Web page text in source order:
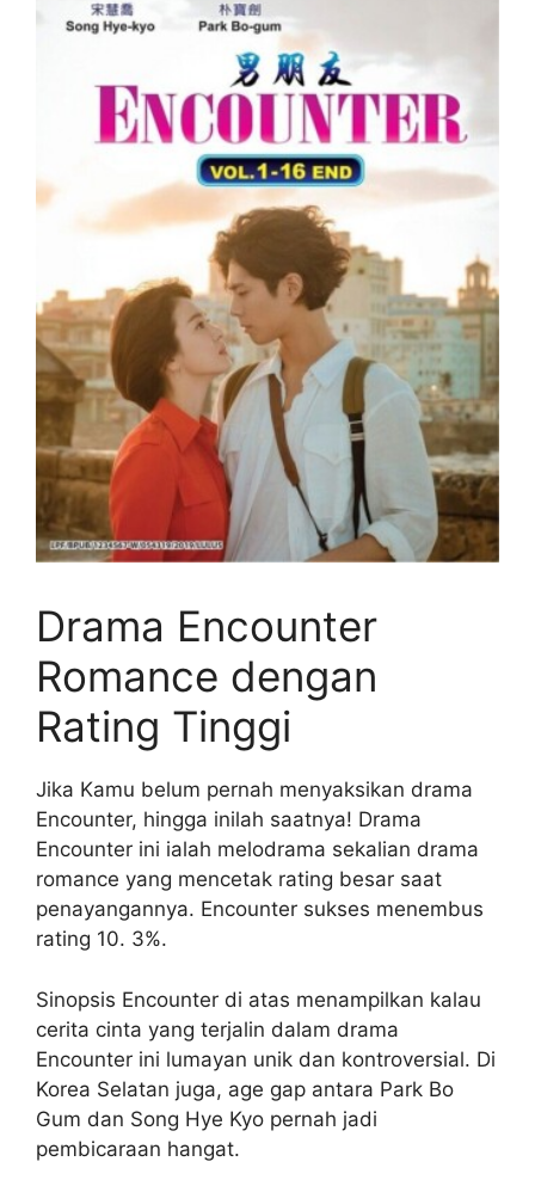
Drama Encounter
Romance dengan
Rating Tinggi
Jika Kamu belum pernah menyaksikan drama
Encounter, hingga inilah saatnya! Drama
Encounter ini ialah melodrama sekalian drama
romance yang mencetak rating besar saat
penayangannya. Encounter sukses menembus
rating 10. 3%.
Sinopsis Encounter di atas menampilkan kalau
cerita cinta yang terjalin dalam drama
Encounter ini lumayan unik dan kontroversial. Di
Korea Selatan juga, age gap antara Park Bo
Gum dan Song Hye Kyo pernah jadi
pembicaraan hangat.